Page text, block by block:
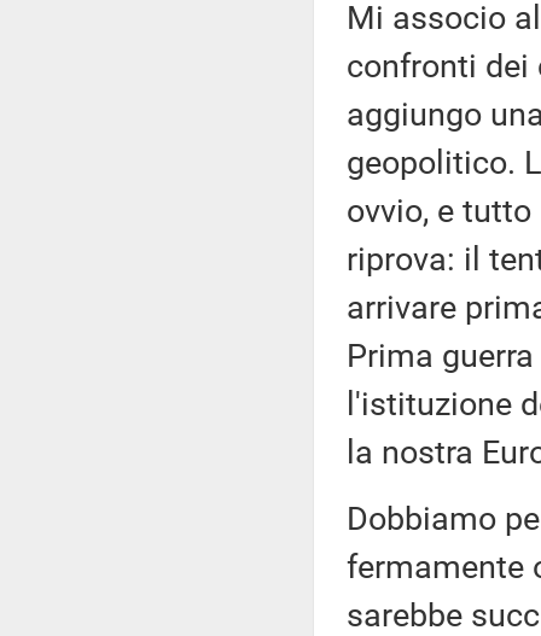
Mi associo
confronti dei
aggiungo
geopolitico.
ovvio, e
riprova: il
arrivare
Prima
l'istituzione
la nostra
Dobbiamo
fermamente
sarebbe